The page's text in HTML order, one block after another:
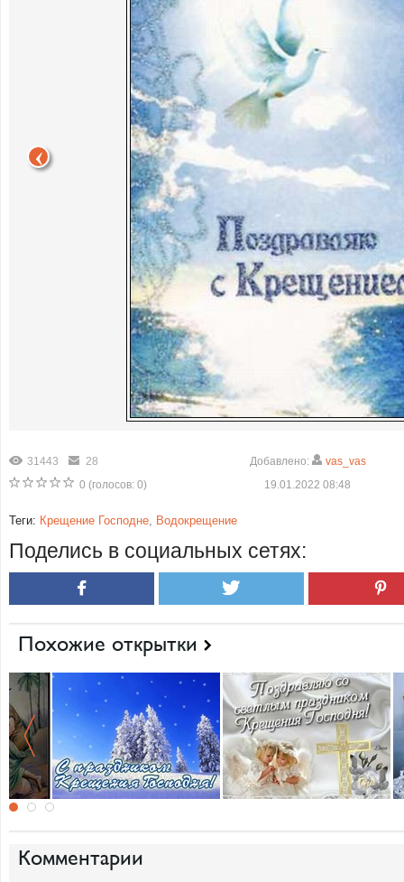
31443
28
0 (голосов: 0)
Добавлено:
vas_vas
19.01.2022 08:48
Теги: Крещение Господне, Водокрещение
Поделись в социальных сетях:
Похожие открытки
Комментарии